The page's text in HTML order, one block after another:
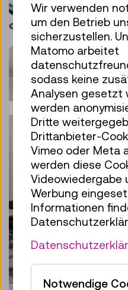
© GOURMET / CrownCapture
Wir verwenden
um den Betrieb
sicherzustellen.
Matomo arbeitet
sodass keine
Analysen gesetzt
werden
Dritte
Drittanbieter-
Vimeo oder Meta
werden diese
Videowiedergabe
Werbung
Informationen
Notwendige